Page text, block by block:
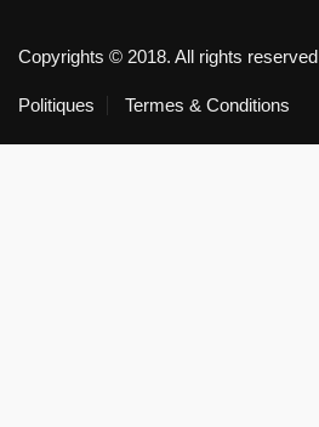
Copyrights © 2018. All rights reserved
Politiques Termes & Conditions